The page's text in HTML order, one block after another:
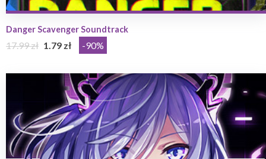
Danger Scavenger Soundtrack
17.99 zł 1.79 zł -90%